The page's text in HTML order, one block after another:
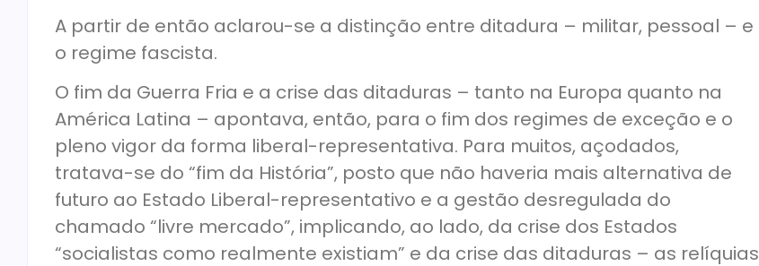
A partir de então aclarou-se a distinção entre ditadura – militar, pessoal – e
o regime fascista.
O fim da Guerra Fria e a crise das ditaduras – tanto na Europa quanto na
América Latina – apontava, então, para o fim dos regimes de exceção e o
pleno vigor da forma liberal-representativa. Para muitos, açodados,
tratava-se do “fim da História”, posto que não haveria mais alternativa de
futuro ao Estado Liberal-representativo e a gestão desregulada do
chamado “livre mercado”, implicando, ao lado, da crise dos Estados
“socialistas como realmente existiam” e da crise das ditaduras – as relíquias